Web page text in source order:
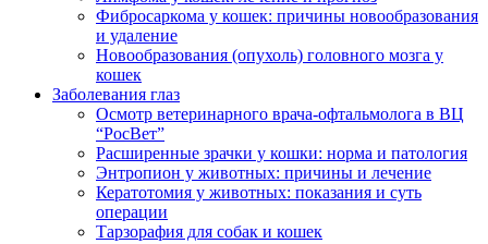
Фибросаркома у кошек: причины новообразования
и удаление
Новообразования (опухоль) головного мозга у
кошек
Заболевания глаз
Осмотр ветеринарного врача-офтальмолога в ВЦ
“РосВет”
Расширенные зрачки у кошки: норма и патология
Энтропион у животных: причины и лечение
Кератотомия у животных: показания и суть
операции
Тарзорафия для собак и кошек